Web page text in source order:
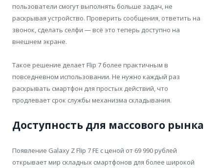
пользователи смогут выполнять больше задач, не
раскрывая устройство. Проверить сообщения, ответить на
звонок, сделать селфи — всё это теперь доступно на
внешнем экране.
Такое решение делает Flip 7 более практичным в
повседневном использовании. Не нужно каждый раз
раскрывать смартфон для простых действий, что
продлевает срок службы механизма складывания.
Доступность для массового рынка
Появление Galaxy Z Flip 7 FE с ценой от 69 990 рублей
открывает мир складных смартфонов для более широкой